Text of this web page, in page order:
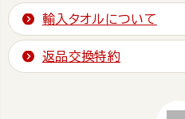
輸入タオルについて
返品交換特約